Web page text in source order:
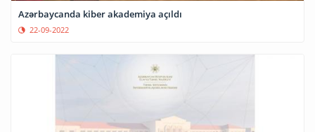
Azərbaycanda kiber akademiya açıldı
22-09-2022